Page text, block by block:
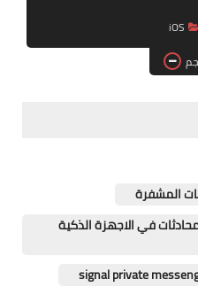
آيفون
ويندوز
الربح من الانترنت
جوجل
فيسبوك
iOS
في الاجهزة الذكية